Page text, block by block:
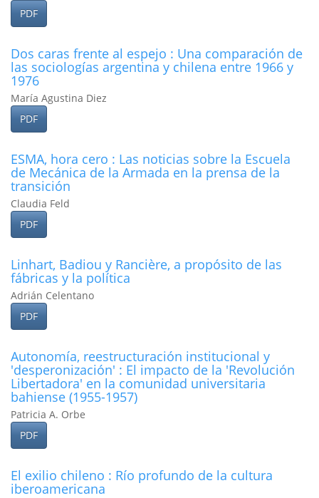
PDF
Dos caras frente al espejo : Una comparación de
las sociologí­as argentina y chilena entre 1966 y
1976
María Agustina Diez
PDF
ESMA, hora cero : Las noticias sobre la Escuela
de Mecánica de la Armada en la prensa de la
transición
Claudia Feld
PDF
Linhart, Badiou y Rancière, a propósito de las
fábricas y la polí­tica
Adrián Celentano
PDF
Autonomí­a, reestructuración institucional y
'desperonización' : El impacto de la 'Revolución
Libertadora' en la comunidad universitaria
bahiense (1955-1957)
Patricia A. Orbe
PDF
El exilio chileno : Rí­o profundo de la cultura
iberoamericana